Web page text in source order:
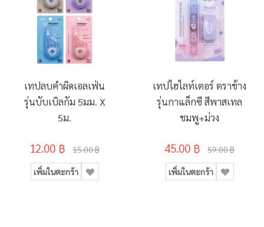
เทปลบคำผิดเอลเฟ่น
รุ่นบับเบิลกัม 5มม. X
5ม.
12.00 ฿ 15.00 ฿
เพิ่มในตะกร้า
เทปไฮไลท์เตอร์ ตราช้าง
รุ่นกาแล็กซี สีพาสเทล
ชมพู+ม่วง
45.00 ฿ 59.00 ฿
เพิ่มในตะกร้า